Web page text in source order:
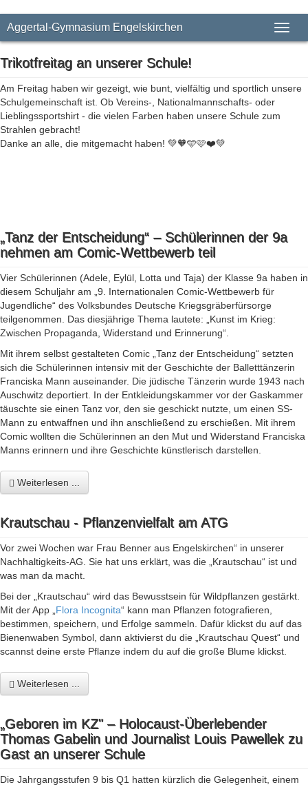
Aggertal-Gymnasium Engelskirchen
Trikotfreitag an unserer Schule!
Am Freitag haben wir gezeigt, wie bunt, vielfältig und sportlich unsere
Schulgemeinschaft ist. Ob Vereins-, Nationalmannschafts- oder
Lieblingssportshirt - die vielen Farben haben unsere Schule zum
Strahlen gebracht!
Danke an alle, die mitgemacht haben! 💚🧡🩵🩷❤️💚
„Tanz der Entscheidung“ – Schülerinnen der 9a
nehmen am Comic-Wettbewerb teil
Vier Schülerinnen (Adele, Eylül, Lotta und Taja) der Klasse 9a haben in
diesem Schuljahr am „9. Internationalen Comic-Wettbewerb für
Jugendliche“ des Volksbundes Deutsche Kriegsgräberfürsorge
teilgenommen. Das diesjährige Thema lautete: „Kunst im Krieg:
Zwischen Propaganda, Widerstand und Erinnerung“.
Mit ihrem selbst gestalteten Comic „Tanz der Entscheidung“ setzten
sich die Schülerinnen intensiv mit der Geschichte der Balletttänzerin
Franciska Mann auseinander. Die jüdische Tänzerin wurde 1943 nach
Auschwitz deportiert. In der Entkleidungskammer vor der Gaskammer
täuschte sie einen Tanz vor, den sie geschickt nutzte, um einen SS-
Mann zu entwaffnen und ihn anschließend zu erschießen. Mit ihrem
Comic wollten die Schülerinnen an den Mut und Widerstand Franciska
Manns erinnern und ihre Geschichte künstlerisch darstellen.
Weiterlesen ...
Krautschau - Pflanzenvielfalt am ATG
Vor zwei Wochen war Frau Benner aus Engelskirchen“ in unserer
Nachhaltigkeits-AG. Sie hat uns erklärt, was die „Krautschau“ ist und
was man da macht.
Bei der „Krautschau“ wird das Bewusstsein für Wildpflanzen gestärkt.
Mit der App „ Flora Incognita“ kann man Pflanzen fotografieren,
bestimmen, speichern, und Erfolge sammeln. Dafür klickst du auf das
Bienenwaben Symbol, dann aktivierst du die „Krautschau Quest“ und
scannst deine erste Pflanze indem du auf die große Blume klickst.
Weiterlesen ...
„Geboren im KZ" – Holocaust-Überlebender
Thomas Gabelin und Journalist Louis Pawellek zu
Gast an unserer Schule
Die Jahrgangsstufen 9 bis Q1 hatten kürzlich die Gelegenheit, einem